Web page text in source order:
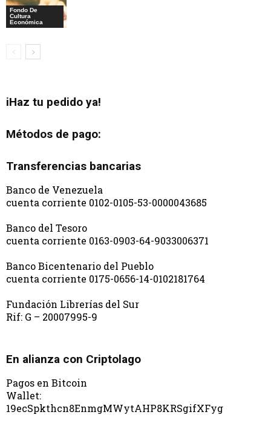
Fondo De
Cultura
Económica
iHaz tu pedido ya!
Métodos de pago:
Transferencias bancarias
Banco de Venezuela
cuenta corriente 0102-0105-53-0000043685
Banco del Tesoro
cuenta corriente 0163-0903-64-9033006371
Banco Bicentenario del Pueblo
cuenta corriente 0175-0656-14-0102181764
Fundación Librerías del Sur
Rif: G – 20007995-9
En alianza con Criptolago
Pagos en Bitcoin
Wallet:
19ecSpkthcn8EnmgMWytAHP8KRSgifXFyg